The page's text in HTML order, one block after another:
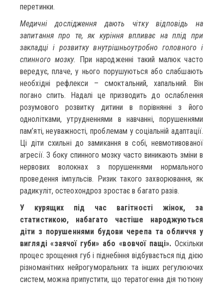
перетинки.
Медичні дослідження дають чітку відповідь на
запитання про те, як куріння впливає на плід при
закладці і розвитку внутрішньоутробно головного і
спинного мозку. При народженні такий малюк часто
вередує, плаче, у нього порушуються або слабшають
необхідні рефлекси – смоктальний, хапальний. Він
погано спить. Надалі це призводить до ослаблення
розумового розвитку дитини в порівнянні з його
однолітками, утрудненнями в навчанні, порушеннями
пам’яті, неуважності, проблемам у соціальній адаптації.
Ці діти схильні до замикання в собі, невмотивованої
агресії. З боку спинного мозку часто виникають зміни в
нервових волокнах з порушеннями нормального
проведення імпульсів. Ризик такого захворювання, як
радикуліт, остеохондроз зростає в багато разів.
У курящих під час вагітності жінок, за
статистикою, набагато частіше народжуються
діти з порушеннями будови черепа та обличчя у
вигляді «заячої губи» або «вовчої пащі». Оскільки
процес зрощення губ і піднебіння відбувається під дією
різноманітних нейрогуморальних та інших регулюючих
систем, можна припустити, що тератогенна дія тютюну